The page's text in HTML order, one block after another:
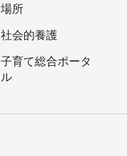
場所
社会的養護
子育て総合ポータ
ル